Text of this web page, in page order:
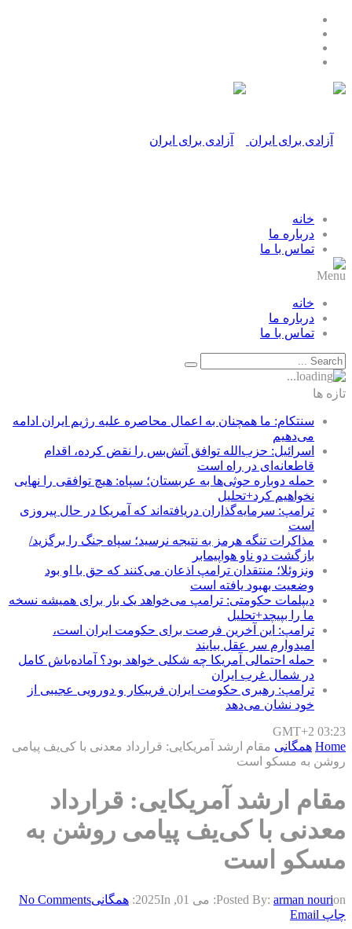
خانه
درباره ما
تماس با ما
Menu
خانه
درباره ما
تماس با ما
تازه ها
سنتکام: ما همچنان به اعمال محاصره علیه رژیم ایران ادامه
می‌دهیم
اسرائیل: حزب‌الله توافق آتش‌بس را نقض کرده، اقدام
قاطعانه‌ای در راه است
حمله دوباره حوثی‌ها به عربستان؛ سپاه: هیچ توافقی را نهایی
نخواهیم کرد+تحلیل
ترامپ: سرمایه‌گذاران دریافته‌اند که آمریکا در حال پیروزی
است
مذاکرات تنگه هرمز به نتیجه نرسید؛ سپاه جنگ را برگزید/
بازگشت دو ناو هواپیمابر
ونزوئلا؛ منتقدان ترامپ اذعان می‌کنند که حق با او بود
وضعیت بهبود یافته است
دیپلمات حکومتی: ترامپ می‌خواهد یک بار برای همیشه نسخه
ما را بپیچد+تحلیل
ترامپ: این آخرین فرصت برای حکومت ایران است،
امیدوارم سر عقل بیایند
حمله احتمالی آمریکا چه شکلی خواهد بود؟ آماده‌باش کامل
در شمال غرب ایران
ترامپ: رهبری حکومت ایران فریبکار و دورویی عجیبی از
خود نشان می‌دهد
GMT+2 03:23
Home همگانی مقام ارشد آمریکایی: قرارداد معدنی با کی‌یف پیامی
روشن به مسکو است
مقام ارشد آمریکایی: قرارداد
معدنی با کی‌یف پیامی روشن به
مسکو است
Posted By: arman nourion: می 01, 2025 In: همگانیNo Comments
چاپ Email